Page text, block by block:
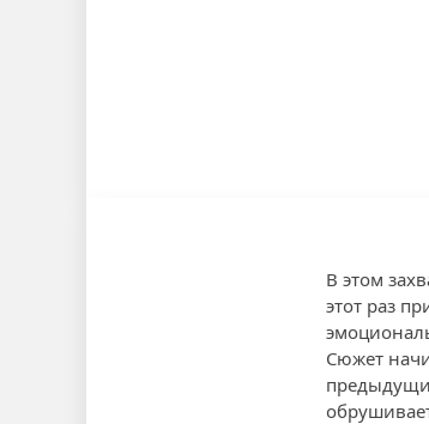
В этом
этот раз
Сюжет